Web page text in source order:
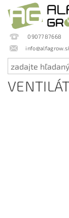
0907787668